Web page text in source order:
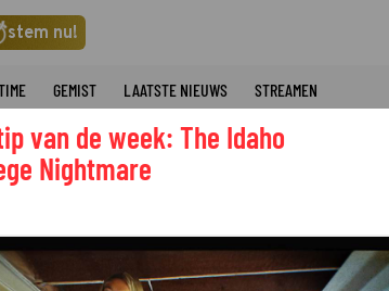
stem nu!
GEMIST LAATSTE NIEUWS STREAMEN
van de week: The Idaho
Nightmare